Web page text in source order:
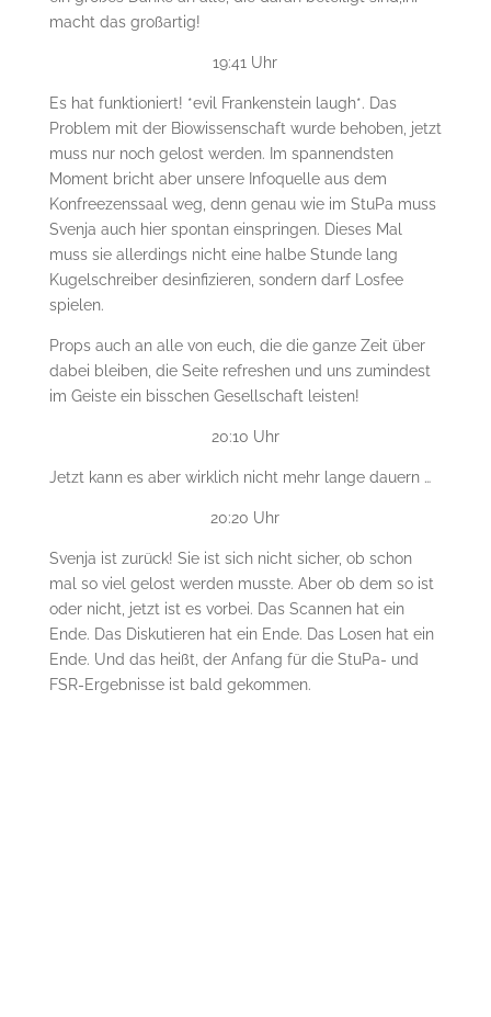
macht das großartig!
19:41 Uhr
Es hat funktioniert! *evil Frankenstein laugh*. Das
Problem mit der Biowissenschaft wurde behoben, jetzt
muss nur noch gelost werden. Im spannendsten
Moment bricht aber unsere Infoquelle aus dem
Konfreezenssaal weg, denn genau wie im StuPa muss
Svenja auch hier spontan einspringen. Dieses Mal
muss sie allerdings nicht eine halbe Stunde lang
Kugelschreiber desinfizieren, sondern darf Losfee
spielen.
Props auch an alle von euch, die die ganze Zeit über
dabei bleiben, die Seite refreshen und uns zumindest
im Geiste ein bisschen Gesellschaft leisten!
20:10 Uhr
Jetzt kann es aber wirklich nicht mehr lange dauern …
20:20 Uhr
Svenja ist zurück! Sie ist sich nicht sicher, ob schon
mal so viel gelost werden musste. Aber ob dem so ist
oder nicht, jetzt ist es vorbei. Das Scannen hat ein
Ende. Das Diskutieren hat ein Ende. Das Losen hat ein
Ende. Und das heißt, der Anfang für die StuPa- und
FSR-Ergebnisse ist bald gekommen.